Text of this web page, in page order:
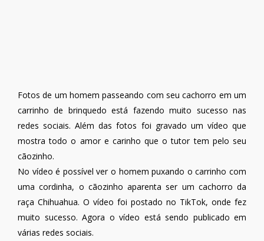
Fotos de um homem passeando com seu cachorro em um
carrinho de brinquedo está fazendo muito sucesso nas
redes sociais. Além das fotos foi gravado um vídeo que
mostra todo o amor e carinho que o tutor tem pelo seu
cãozinho.
No vídeo é possível ver o homem puxando o carrinho com
uma cordinha, o cãozinho aparenta ser um cachorro da
raça Chihuahua. O vídeo foi postado no TikTok, onde fez
muito sucesso. Agora o vídeo está sendo publicado em
várias redes sociais.